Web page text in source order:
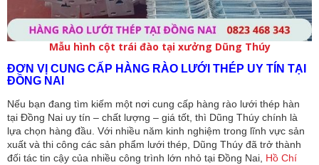
Mẫu hình cột trái đào tại xưởng Dũng Thúy
ĐƠN VỊ CUNG CẤP HÀNG RÀO LƯỚI THÉP UY TÍN TẠI
ĐỒNG NAI
Nếu bạn đang tìm kiếm một nơi cung cấp hàng rào lưới thép hàn
tại Đồng Nai uy tín – chất lượng – giá tốt, thì Dũng Thúy chính là
lựa chọn hàng đầu. Với nhiều năm kinh nghiệm trong lĩnh vực sản
xuất và thi công các sản phẩm lưới thép, Dũng Thúy đã trở thành
đối tác tin cậy của nhiều công trình lớn nhỏ tại Đồng Nai, Hồ Chí